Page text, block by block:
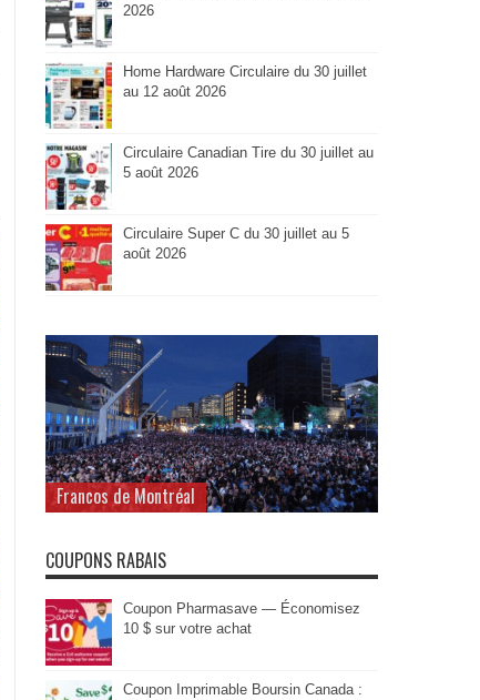
2026
Home Hardware Circulaire du 30 juillet
au 12 août 2026
Circulaire Canadian Tire du 30 juillet au
5 août 2026
Circulaire Super C du 30 juillet au 5
août 2026
Francos de Montréal
COUPONS RABAIS
Coupon Pharmasave — Économisez
10 $ sur votre achat
Coupon Imprimable Boursin Canada :